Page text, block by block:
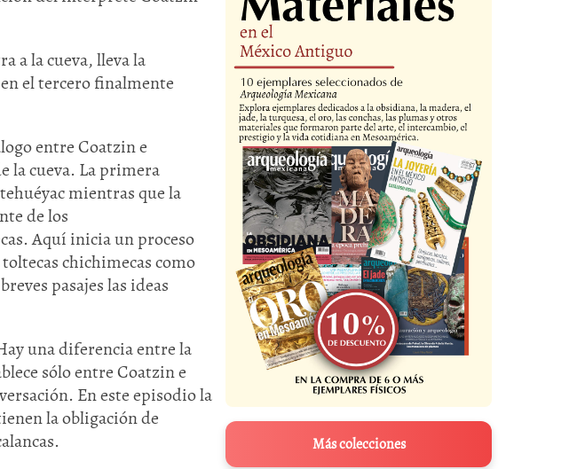
a la cueva, lleva la
el tercero finalmente
entre Coatzin e
la cueva. La primera
mientras que la
de los
Aquí inicia un proceso
chichimecas como
pasajes las ideas
una diferencia entre la
sólo entre Coatzin e
En este episodio la
la obligación de
Más colecciones